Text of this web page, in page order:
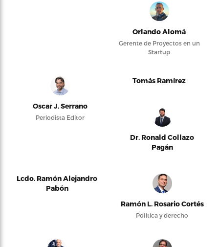
Orlando Alomá
Gerente de Proyectos en un
Startup
Oscar J. Serrano
Periodista Editor
Tomás Ramírez
Dr. Ronald Collazo
Pagán
Lcdo. Ramón Alejandro
Pabón
Ramón L. Rosario Cortés
Política y derecho